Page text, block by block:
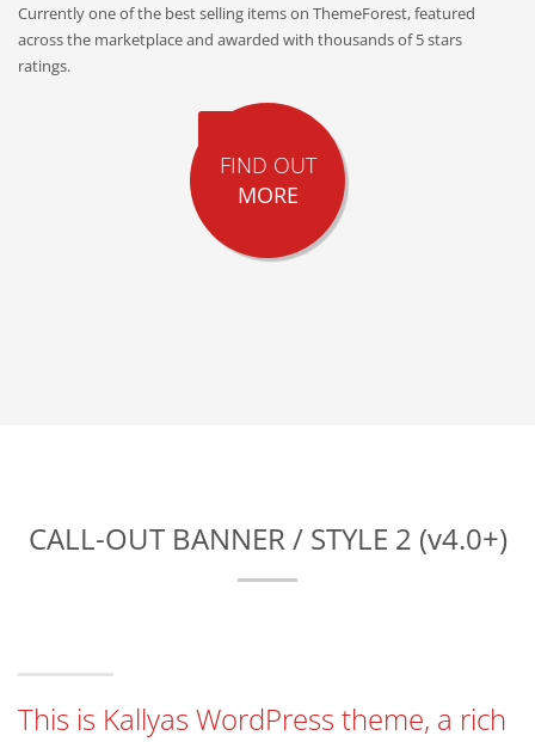
Currently one of the best selling items on ThemeForest, featured
across the marketplace and awarded with thousands of 5 stars
ratings.
FIND OUT
MORE
CALL-OUT BANNER / STYLE 2 (v4.0+)
This is Kallyas WordPress theme, a rich